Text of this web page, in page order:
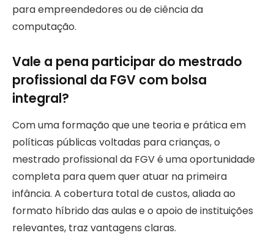
para empreendedores ou de ciência da
computação.
Vale a pena participar do mestrado
profissional da FGV com bolsa
integral?
Com uma formação que une teoria e prática em
políticas públicas voltadas para crianças, o
mestrado profissional da FGV é uma oportunidade
completa para quem quer atuar na primeira
infância. A cobertura total de custos, aliada ao
formato híbrido das aulas e o apoio de instituições
relevantes, traz vantagens claras.